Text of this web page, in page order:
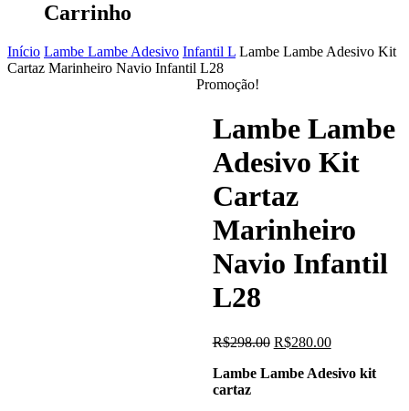
Carrinho
Início Lambe Lambe Adesivo Infantil L Lambe Lambe Adesivo Kit
Cartaz Marinheiro Navio Infantil L28
Promoção!
Lambe Lambe
Adesivo Kit
Cartaz
Marinheiro
Navio Infantil
L28
R$298.00 O
original
R$280.00O
atual
Lambe Lambe Adesivo kit
cartaz